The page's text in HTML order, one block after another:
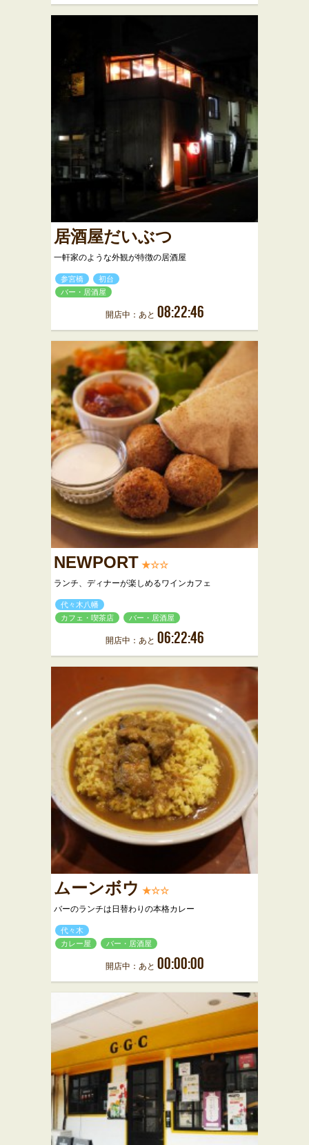
居酒屋だいぶつ
一軒家のような外観が特徴の居酒屋
参宮橋
初台
バー・居酒屋
開店中：あと 08:22:46
NEWPORT ★☆☆
ランチ、ディナーが楽しめるワインカフェ
代々木八幡
カフェ・喫茶店
バー・居酒屋
開店中：あと 06:22:46
ムーンボウ ★☆☆
バーのランチは日替わりの本格カレー
代々木
カレー屋
バー・居酒屋
開店中：あと 00:00:00